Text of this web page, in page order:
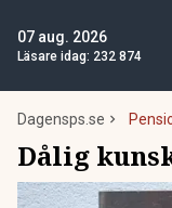
07 aug. 2026
Läsare idag: 232 874
Dagensps.se
Dålig